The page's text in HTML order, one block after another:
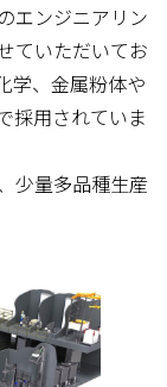
エンジニアリン
ていただいてお
学、金属粉体や
採用されていま
少量多品種生産